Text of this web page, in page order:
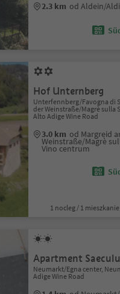
2.3 km od Aldein/
Hof Unternberg
Unterfennberg/Favogna di
der Weinstraße/Magrè sulla
Alto Adige Wine Road
3.0 km od Margreid
Weinstraße/Magrè
Vino centrum
1 nocleg / 1
Apartment
Neumarkt/Egna center,
Adige Wine Road